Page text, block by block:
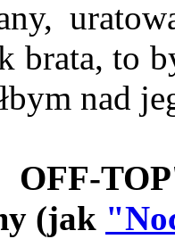
brata, to
nad
(jak